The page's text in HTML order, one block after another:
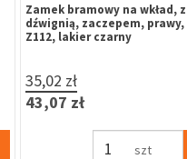
Zamek bramowy na wkład, z
dźwignią, zaczepem, prawy,
Z112, lakier czarny
35,02 zł
43,07 zł
szt